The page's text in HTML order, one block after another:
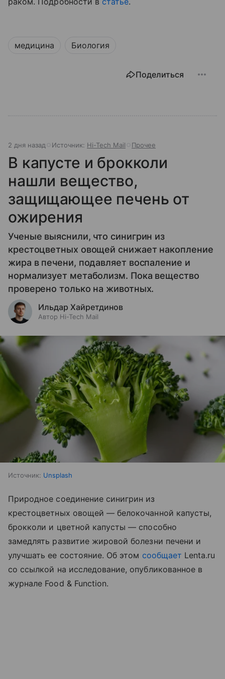
медицина Биология
Поделиться
2 дня назад Источник: Hi-Tech Mail Прочее
В капусте и брокколи
нашли вещество,
защищающее печень от
ожирения
Ученые выяснили, что синигрин из
крестоцветных овощей снижает накопление
жира в печени, подавляет воспаление и
нормализует метаболизм. Пока вещество
проверено только на животных.
Ильдар Хайретдинов
Автор Hi-Tech Mail
Источник: Unsplash
Природное соединение синигрин из
крестоцветных овощей — белокочанной капусты,
брокколи и цветной капусты — способно
замедлять развитие жировой болезни печени и
улучшать ее состояние. Об этом сообщает Lenta.ru
со ссылкой на исследование, опубликованное в
журнале Food & Function.